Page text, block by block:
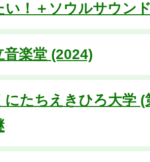
い！＋ソウルサウン
音楽堂 (2024)
にたちえきひろ大学